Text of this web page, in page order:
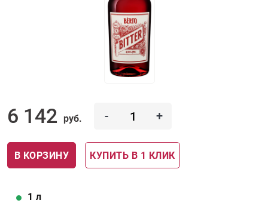
6 142 руб. - +
В КОРЗИНУ КУПИТЬ В 1 КЛИК
1 л